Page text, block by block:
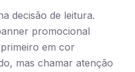
decisão de leitura.
promocional
em cor
mas chamar atenção